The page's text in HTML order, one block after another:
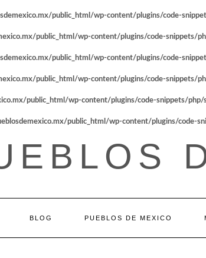
public_html/wp-content/plugins/code-
public_html/wp-content/plugins/code-snippets/
public_html/wp-content/plugins/code-
public_html/wp-content/plugins/code-snippets/
public_html/wp-content/plugins/code-snippets/php/
public_html/wp-content/plugins/code-
BLOG PUEBLOS DE MEXICO